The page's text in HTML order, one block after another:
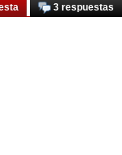
3 respuestas